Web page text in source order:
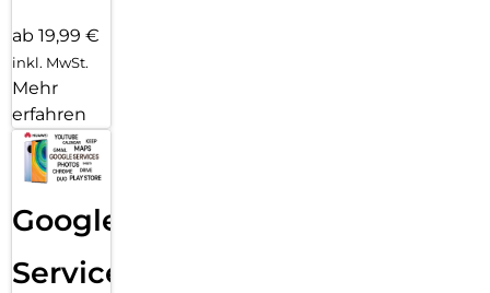
ab 19,99 €
inkl. MwSt.
Mehr
erfahren
Google
Services